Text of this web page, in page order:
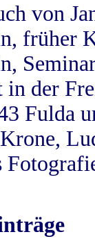
von
früher
der
Fulda